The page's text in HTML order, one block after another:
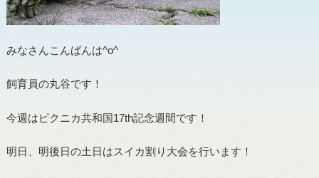
みなさんこんばんは^o^
飼育員の丸谷です！
今週はピクニカ共和国17th記念週間です！
明日、明後日の土日はスイカ割り大会を行います！